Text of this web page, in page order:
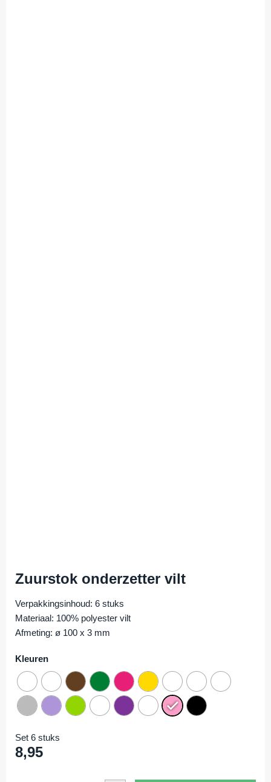
Zuurstok onderzetter vilt
Verpakkingsinhoud: 6 stuks
Materiaal: 100% polyester vilt
Afmeting: ø 100 x 3 mm
Kleuren
Set 6 stuks
8,95